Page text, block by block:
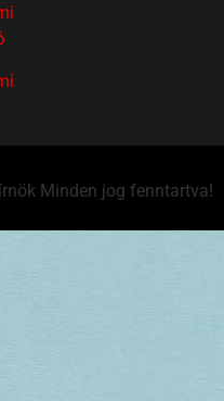
Minden jog fenntartva!